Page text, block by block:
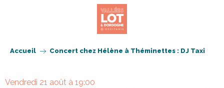
Accueil Concert chez Hélène à Théminettes : DJ Taxi
Vendredi 21 août à 19:00